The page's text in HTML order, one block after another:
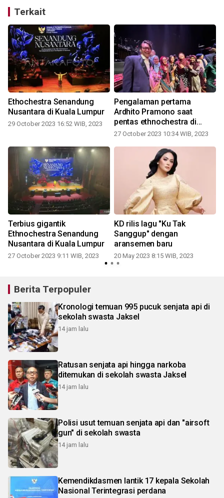
Terkait
Ethochestra Senandung
Nusantara di Kuala Lumpur
29 October 2023 16:52 WIB, 2023
Pengalaman pertama
Ardhito Pramono saat
pentas ethnochestra di
Kuala Lumpur
27 October 2023 10:34 WIB, 2023
Terbius gigantik
Ethnochestra Senandung
Nusantara di Kuala Lumpur
27 October 2023 9:11 WIB, 2023
KD rilis lagu "Ku Tak
Sanggup" dengan
aransemen baru
20 May 2023 8:15 WIB, 2023
Berita Terpopuler
Kronologi temuan 995 pucuk senjata api di
sekolah swasta Jaksel
14 jam lalu
Ratusan senjata api hingga narkoba
ditemukan di sekolah swasta Jaksel
14 jam lalu
Polisi usut temuan senjata api dan "airsoft
gun" di sekolah swasta
14 jam lalu
Kemendikdasmen lantik 17 kepala Sekolah
Nasional Terintegrasi perdana